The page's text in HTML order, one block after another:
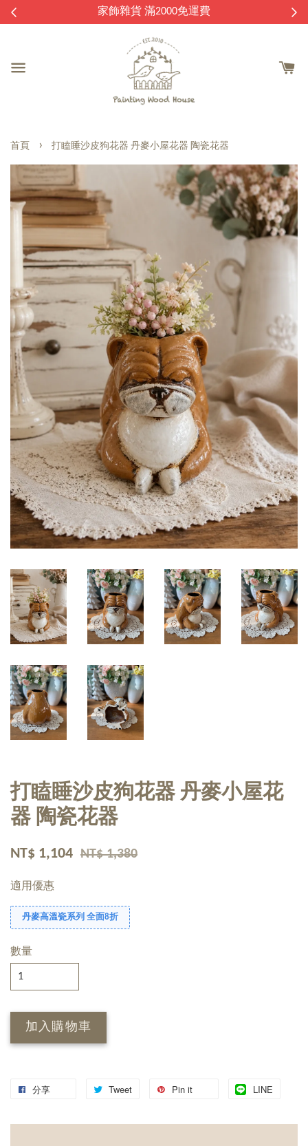
家飾雜貨 滿2000免運費
首頁 › 打瞌睡沙皮狗花器 丹麥小屋花器 陶瓷花器
打瞌睡沙皮狗花器 丹麥小屋花
器 陶瓷花器
NT$ 1,104 NT$ 1,380
適用優惠
丹麥高溫瓷系列 全面8折
數量
加入購物車
分享 Tweet Pin it LINE